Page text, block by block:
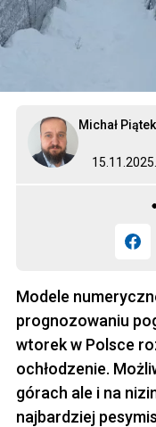
Michał Piątek
Modele
prognozowaniu
wtorek w Polsce
ochłodzenie.
górach ale i na
najbardziej